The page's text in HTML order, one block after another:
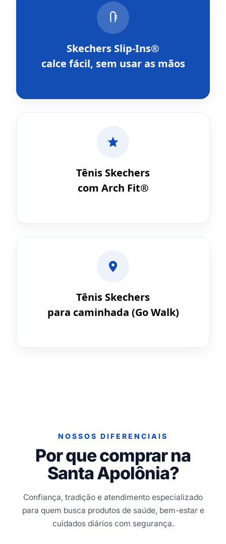
Skechers Slip-Ins®
calce fácil, sem usar as mãos
Tênis Skechers
com Arch Fit®
Tênis Skechers
para caminhada (Go Walk)
NOSSOS DIFERENCIAIS
Por que comprar na
Santa Apolônia?
Confiança, tradição e atendimento especializado
para quem busca produtos de saúde, bem-estar e
cuidados diários com segurança.